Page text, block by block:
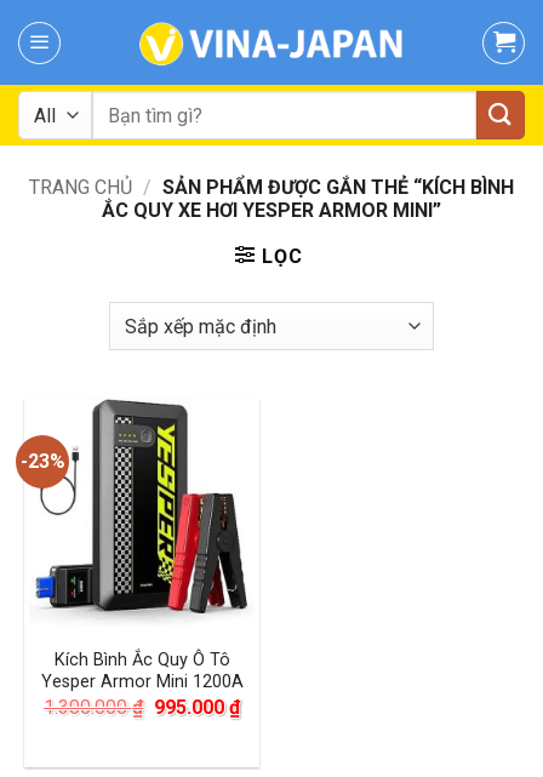
Tìm
kiếm:
TRANG CHỦ / SẢN PHẨM ĐƯỢC GẮN THẺ “KÍCH BÌNH
ẮC QUY XE HƠI YESPER ARMOR MINI”
LỌC
-23%
Kích Bình Ắc Quy Ô Tô
Yesper Armor Mini 1200A
1.300.000₫ Giá
1.300.000 ₫.
995.000₫Giá
hiện
là: